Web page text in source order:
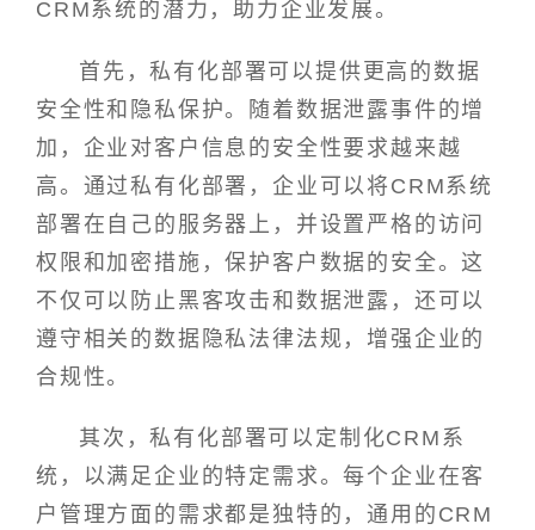
CRM系统的潜力，助力企业发展。
首先，私有化部署可以提供更高的数据
安全性和隐私保护。随着数据泄露事件的增
加，企业对客户信息的安全性要求越来越
高。通过私有化部署，企业可以将CRM系统
部署在自己的服务器上，并设置严格的访问
权限和加密措施，保护客户数据的安全。这
不仅可以防止黑客攻击和数据泄露，还可以
遵守相关的数据隐私法律法规，增强企业的
合规性。
其次，私有化部署可以定制化CRM系
统，以满足企业的特定需求。每个企业在客
户管理方面的需求都是独特的，通用的CRM